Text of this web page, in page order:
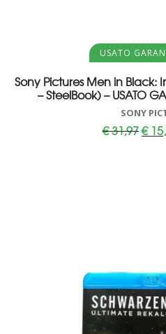
Aggiungi al
USATO
Sony Pictures Men in Black:
– SteelBook) – USATO
SONY
€31,97Il
€